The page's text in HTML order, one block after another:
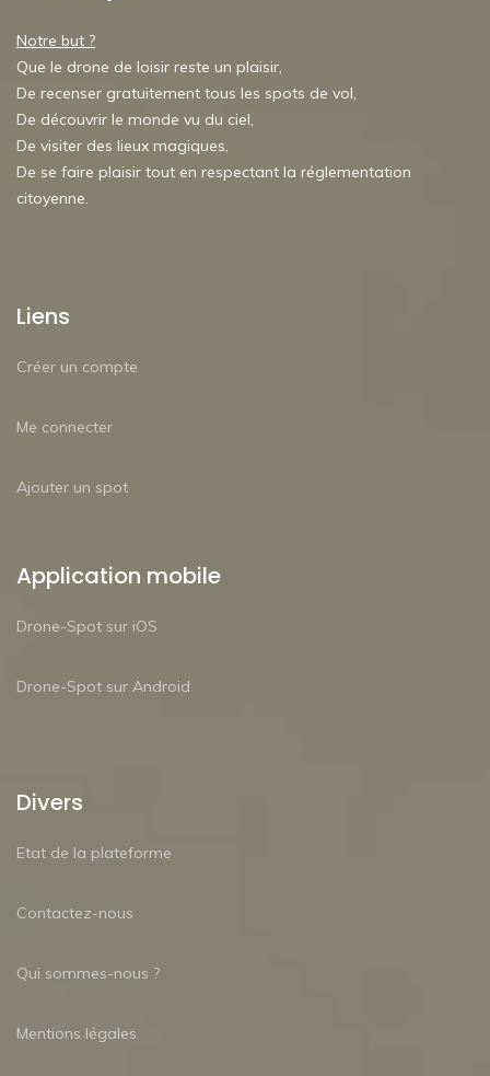
Notre but ?
Que le drone de loisir reste un plaisir,
De recenser gratuitement tous les spots de vol,
De découvrir le monde vu du ciel,
De visiter des lieux magiques,
De se faire plaisir tout en respectant la réglementation
citoyenne.
Liens
Créer un compte
Me connecter
Ajouter un spot
Application mobile
Drone-Spot sur iOS
Drone-Spot sur Android
Divers
Etat de la plateforme
Contactez-nous
Qui sommes-nous ?
Mentions légales